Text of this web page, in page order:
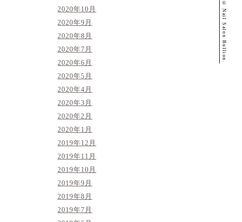
2020年10月
2020年9月
2020年8月
2020年7月
2020年6月
2020年5月
2020年4月
2020年3月
2020年2月
2020年1月
2019年12月
2019年11月
2019年10月
2019年9月
2019年8月
2019年7月
© Nail Salon Bullion.